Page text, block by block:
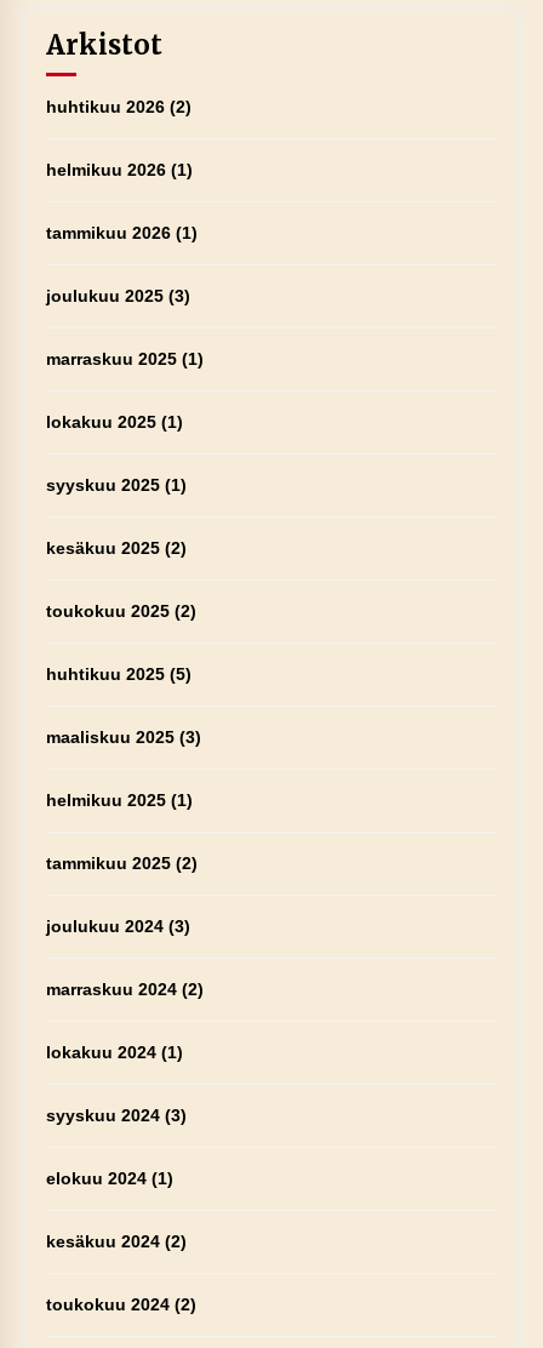
Arkistot
huhtikuu 2026(2)
helmikuu 2026(1)
tammikuu 2026(1)
joulukuu 2025(3)
marraskuu 2025(1)
lokakuu 2025(1)
syyskuu 2025(1)
kesäkuu 2025(2)
toukokuu 2025(2)
huhtikuu 2025(5)
maaliskuu 2025(3)
helmikuu 2025(1)
tammikuu 2025(2)
joulukuu 2024(3)
marraskuu 2024(2)
lokakuu 2024(1)
syyskuu 2024(3)
elokuu 2024(1)
kesäkuu 2024(2)
toukokuu 2024(2)